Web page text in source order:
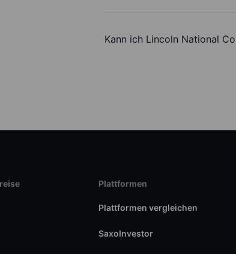
Kann ich Lincoln National
Plattformen
Plattformen vergleichen
SaxoInvestor